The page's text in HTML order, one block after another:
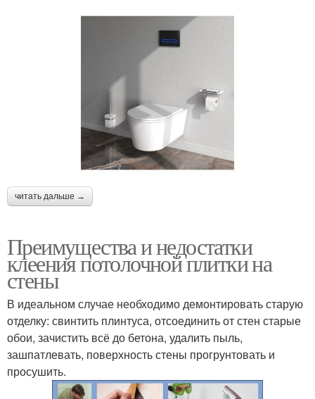
читать дальше →
Преимущества и недостатки
клеения потолочной плитки на
стены
В идеальном случае необходимо демонтировать старую
отделку: свинтить плинтуса, отсоединить от стен старые
обои, зачистить всё до бетона, удалить пыль,
зашпатлевать, поверхность стены прогрунтовать и
просушить.